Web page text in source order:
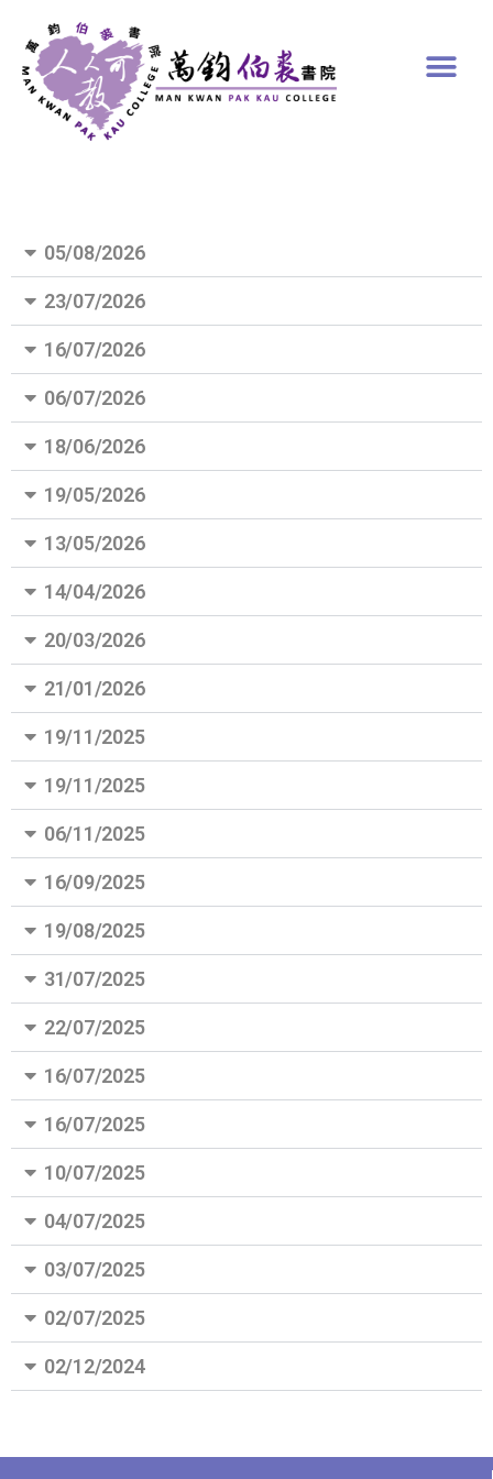
05/08/2026
23/07/2026
16/07/2026
06/07/2026
18/06/2026
19/05/2026
13/05/2026
14/04/2026
20/03/2026
21/01/2026
19/11/2025
19/11/2025
06/11/2025
16/09/2025
19/08/2025
31/07/2025
22/07/2025
16/07/2025
16/07/2025
10/07/2025
04/07/2025
03/07/2025
02/07/2025
02/12/2024